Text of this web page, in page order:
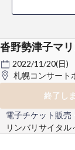
沓野勢津子マ
2022/11/20(日)
札幌コンサート
終了し
電子チケット販
リンバリサイタ